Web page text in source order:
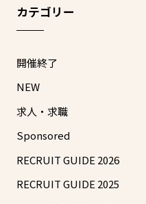
カテゴリー
開催終了
NEW
求人・求職
Sponsored
RECRUIT GUIDE 2026
RECRUIT GUIDE 2025